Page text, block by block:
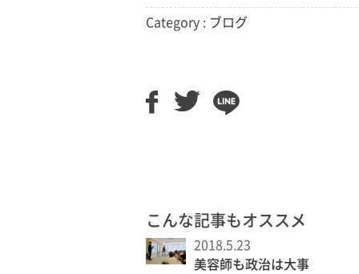
Category : ブログ
こんな記事もオススメ
2018.5.23
美容師も政治は大事